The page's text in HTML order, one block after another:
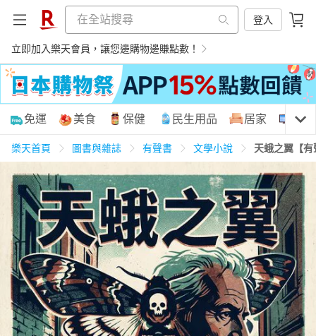
登入
立即加入樂天會員，讓您邊購物邊賺點數！
購物網分類
天天免運 美食蛋糕 養生保健 民生用品
居家生活 3C家電 運動休閒 親子玩具
女裝 男裝 化妝保養 情趣用品
免運 美食 保健 民生用品 居家 3C
樂天首頁 圖書與雜誌 有聲書 文學小說 天蛾之翼【有